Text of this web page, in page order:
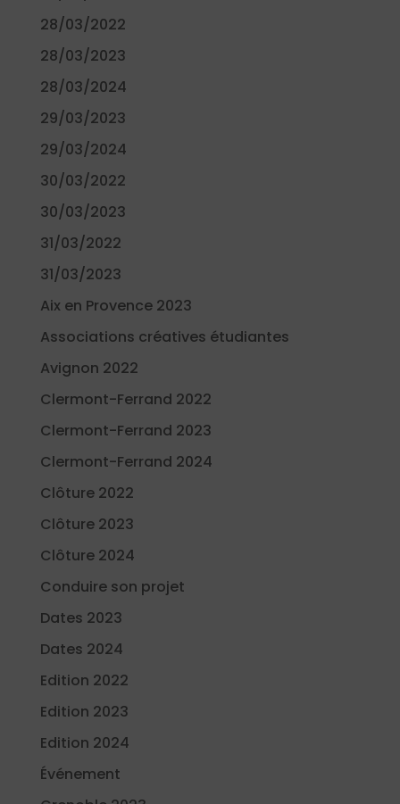
28/03/2022
28/03/2023
28/03/2024
29/03/2023
29/03/2024
30/03/2022
30/03/2023
31/03/2022
31/03/2023
Aix en Provence 2023
Associations créatives étudiantes
Avignon 2022
Clermont-Ferrand 2022
Clermont-Ferrand 2023
Clermont-Ferrand 2024
Clôture 2022
Clôture 2023
Clôture 2024
Conduire son projet
Dates 2023
Dates 2024
Edition 2022
Edition 2023
Edition 2024
Événement